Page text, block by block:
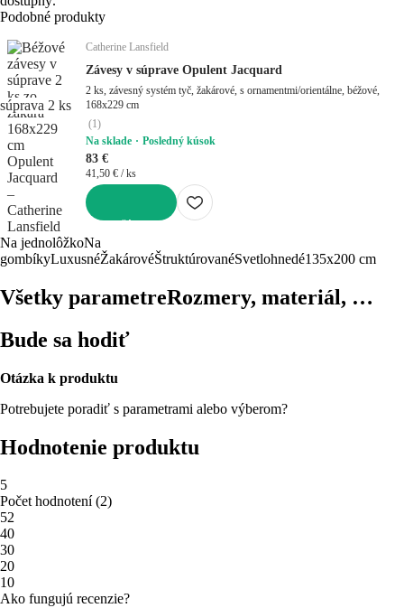
Podobné produkty
súprava 2 ks
Catherine Lansfield
Závesy v súprave Opulent Jacquard
2 ks, závesný systém tyč, žakárové, s ornamentmi/orientálne, béžové,
168x229 cm
(1)
Na sklade
Posledný kúsok
83 €
41,50 € / ks
Na jednolôžkoNa
gombíkyLuxusnéŽakárovéŠtruktúrovanéSvetlohnedé135x200 cm
Všetky parametreRozmery, materiál, …
Bude sa hodiť
Otázka k produktu
Potrebujete poradiť s parametrami alebo výberom?
Hodnotenie produktu
5
Počet hodnotení(2)
52
40
30
20
10
Ako fungujú recenzie?